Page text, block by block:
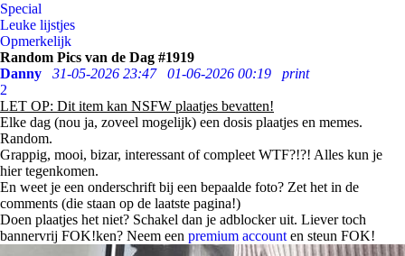
Special
Leuke lijstjes
Opmerkelijk
Random Pics van de Dag #1919
Danny
31-05-2026 23:47 01-06-2026 00:19
print
2
LET OP: Dit item kan NSFW plaatjes bevatten!
Elke dag (nou ja, zoveel mogelijk) een dosis plaatjes en memes.
Random.
Grappig, mooi, bizar, interessant of compleet WTF?!?! Alles kun je
hier tegenkomen.
En weet je een onderschrift bij een bepaalde foto? Zet het in de
comments (die staan op de laatste pagina!)
Doen plaatjes het niet? Schakel dan je adblocker uit. Liever toch
bannervrij FOK!ken? Neem een premium account en steun FOK!